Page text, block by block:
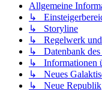
Allgemeine
↳
↳ Storyline
↳ Regelwerk
↳ Datenbank des
↳ Informationen
↳ Neues
↳ Neue Republik